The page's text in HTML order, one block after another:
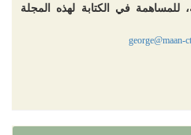
للمساهمة في الكتابة لهذه المجلة
george@maan-